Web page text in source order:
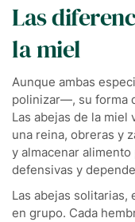
Las
la miel
Aunque ambas
polinizar—, su forma
Las abejas de la miel
una reina, obreras y
y almacenar
defensivas y
Las abejas solitarias,
en grupo. Cada